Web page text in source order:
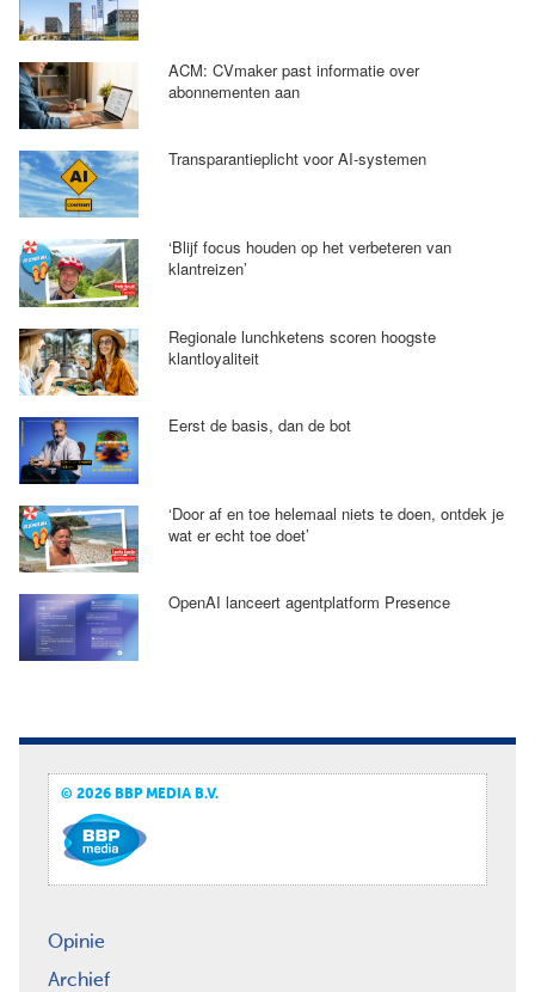
ACM: CVmaker past informatie over
abonnementen aan
Transparantieplicht voor AI-systemen
‘Blijf focus houden op het verbeteren van
klantreizen’
Regionale lunchketens scoren hoogste
klantloyaliteit
Eerst de basis, dan de bot
‘Door af en toe helemaal niets te doen, ontdek je
wat er echt toe doet’
OpenAI lanceert agentplatform Presence
© 2026 BBP MEDIA B.V.
Opinie
Archief